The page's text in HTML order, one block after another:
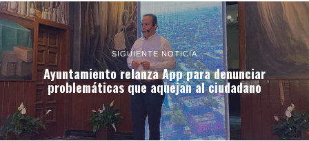
SIGUIENTE NOTICIA
Ayuntamiento relanza App para denunciar
problemáticas que aquejan al ciudadano